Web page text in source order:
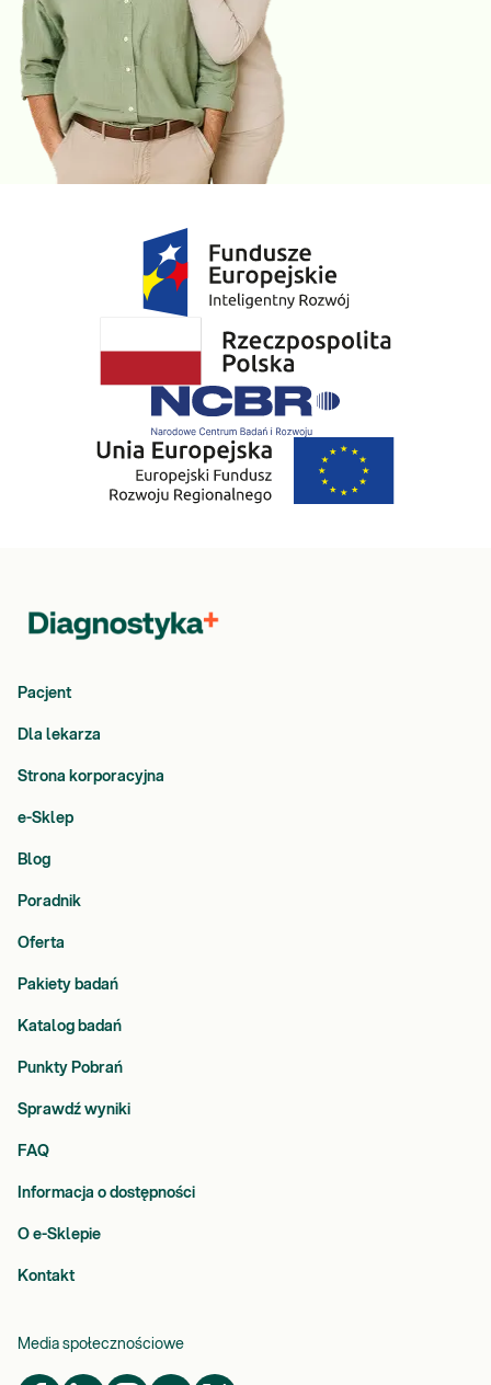
Pacjent
Dla lekarza
Strona korporacyjna
e-Sklep
Blog
Poradnik
Oferta
Pakiety badań
Katalog badań
Punkty Pobrań
Sprawdź wyniki
FAQ
Informacja o dostępności
O e-Sklepie
Kontakt
Media społecznościowe